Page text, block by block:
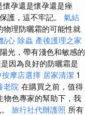
孕還是懷孕還是痤
護，這不牢記。 氣結
物理防曬霜的可能性就
心 除蟲 產後護理之家
光，帶有淺色和敏感的
因為良好的防曬霜是
按摩店選擇 居家清潔 1
老院 在購買之前，值得
物色專家的幫助下，我
旅行社代辦護照 所有